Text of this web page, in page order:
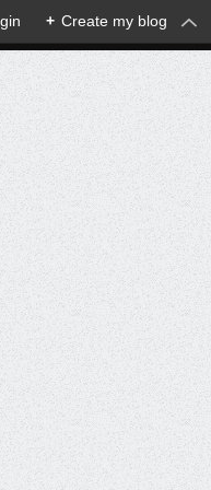
+ Create my blog